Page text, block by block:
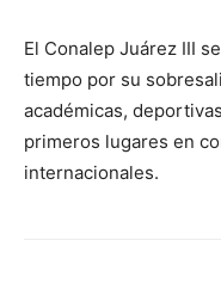
El Conalep Juárez III
tiempo por su
académicas,
primeros lugares en
internacionales.